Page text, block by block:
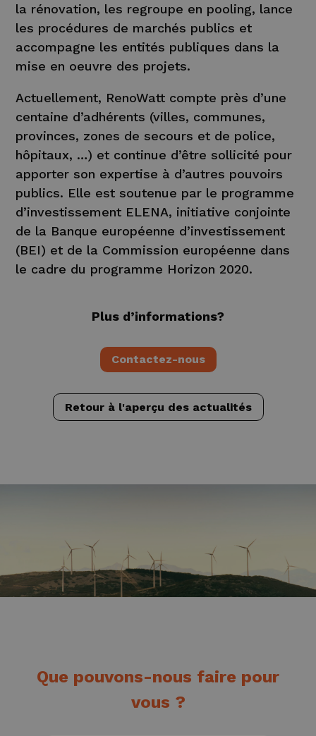
la rénovation, les regroupe en pooling, lance
les procédures de marchés publics et
accompagne les entités publiques dans la
mise en oeuvre des projets.
Actuellement, RenoWatt compte près d’une
centaine d’adhérents (villes, communes,
provinces, zones de secours et de police,
hôpitaux, …) et continue d’être sollicité pour
apporter son expertise à d’autres pouvoirs
publics. Elle est soutenue par le programme
d’investissement ELENA, initiative conjointe
de la Banque européenne d’investissement
(BEI) et de la Commission européenne dans
le cadre du programme Horizon 2020.
Plus d’informations?
Contactez-nous
Retour à l'aperçu des actualités
Que pouvons-nous faire pour
vous ?